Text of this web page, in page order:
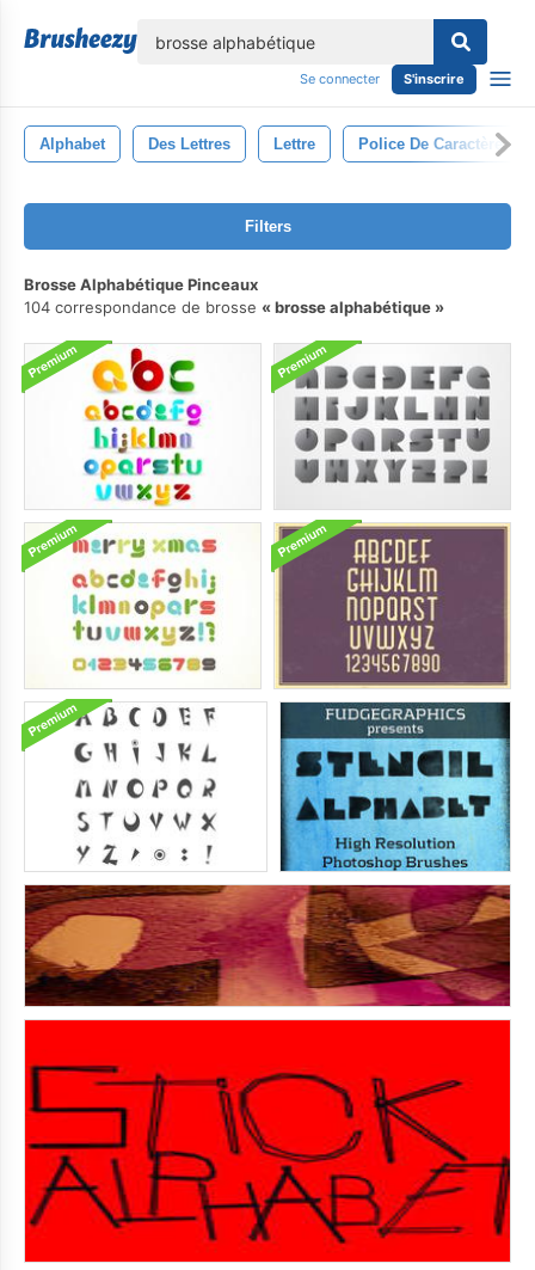
Se connecter S'inscrire
Alphabet Des Lettres Lettre Police De Caractère
Filters
Brosse Alphabétique Pinceaux
104 correspondance de brosse
brosse alphabétique